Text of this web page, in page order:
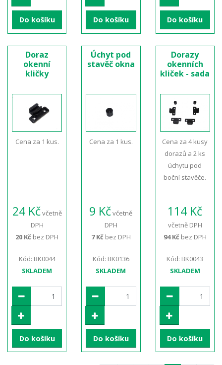
Do košíku Do košíku Do košíku
Doraz
okenní
kličky
Cena za 1 kus.
24 Kčvčetně
DPH
20 Kč bez DPH
Kód: BK0044
SKLADEM
Do košíku
Úchyt pod
stavěč okna
Cena za 1 kus.
9 Kčvčetně
DPH
7 Kčbez DPH
Kód: BK0136
SKLADEM
Do košíku
Dorazy
okenních
kliček - sada
Cena za 4 kusy
dorazů a 2 ks
úchytu pod
boční stavěče.
114 Kč
včetně DPH
94 Kčbez DPH
Kód: BK0043
SKLADEM
Do košíku